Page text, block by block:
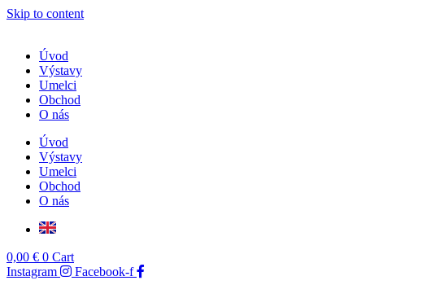
Skip to content
Úvod
Výstavy
Umelci
Obchod
O nás
Úvod
Výstavy
Umelci
Obchod
O nás
0,00 € 0 Cart
Instagram
Facebook-f